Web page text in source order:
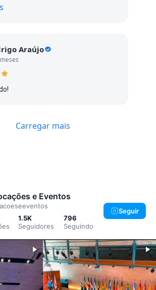
é excelente, sempre muito
Araújo
Carregar mais
e Eventos
1.5K
Seguidores
796
Seguindo
Seguir